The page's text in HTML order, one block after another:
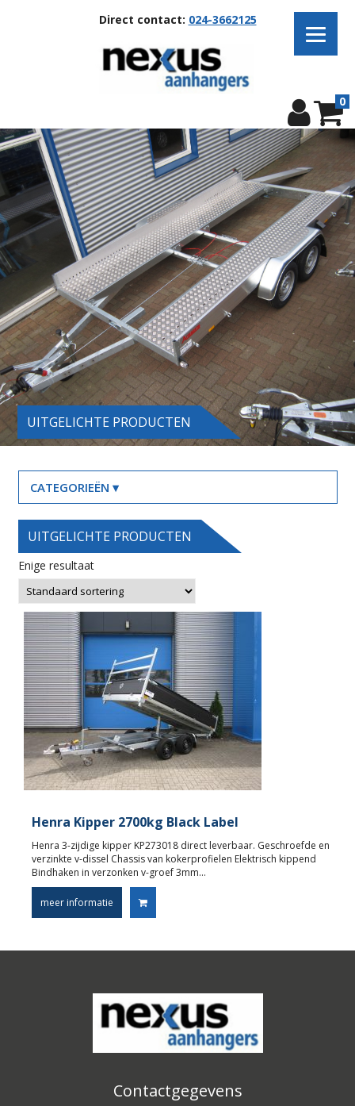
Direct contact: 024-3662125
0
UITGELICHTE PRODUCTEN
UITGELICHTE PRODUCTEN
Enige resultaat
Henra Kipper 2700kg Black Label
Henra 3-zijdige kipper KP273018 direct leverbaar. Geschroefde en
verzinkte v-dissel Chassis van kokerprofielen Elektrisch kippend
Bindhaken in verzonken v-groef 3mm…
meer informatie
Contactgegevens